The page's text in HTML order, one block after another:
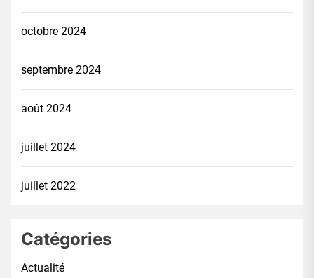
octobre 2024
septembre 2024
août 2024
juillet 2024
juillet 2022
Catégories
Actualité